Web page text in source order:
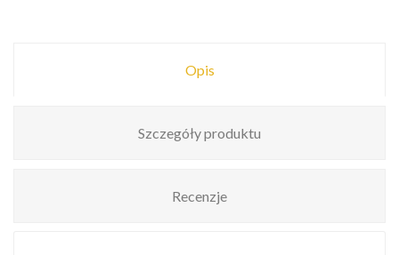
Opis
Szczegóły produktu
Recenzje